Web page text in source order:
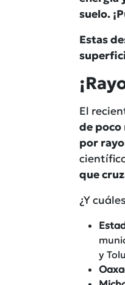
suelo.
Estas
El
de poco
por
que
¿Y
y